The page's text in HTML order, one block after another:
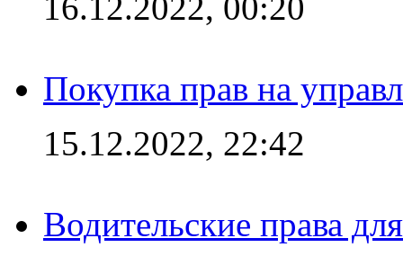
Покупка прав на
15.12.2022, 22:42
Водительские права